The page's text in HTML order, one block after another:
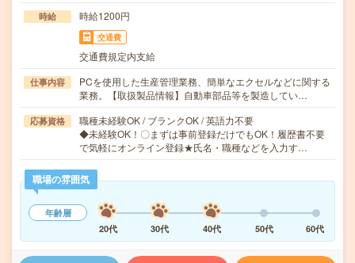
時給 時給1200円
交通費
交通費規定内支給
仕事内容
PCを使用した生産管理業務、簡単なエクセルなどに関する
業務。【取扱製品情報】自動車部品等を製造してい…
応募資格
職種未経験OK / ブランクOK / 英語力不要
◆未経験OK！〇まずは事前登録だけでもOK！履歴書不要
で気軽にオンライン登録★氏名・職種などを入力す…
職場の雰囲気
年齢層
20代
30代 40代 50代 60代